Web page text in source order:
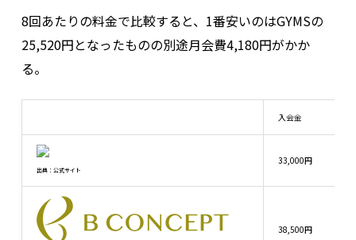
8回あたりの料金で比較すると、1番安いのはGYMSの
25,520円となったものの別途月会費4,180円がかか
る。
入会金
出典：公式サイト
33,000円
38,500円